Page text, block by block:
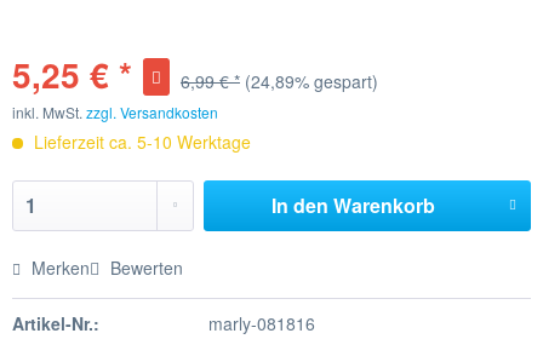
5,25 € * 6,99 € * (24,89% gespart)
inkl. MwSt. zzgl. Versandkosten
Lieferzeit ca. 5-10 Werktage
In den Warenkorb
Merken Bewerten
Artikel-Nr.: marly-081816